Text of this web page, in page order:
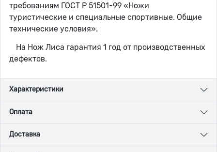
требованиям ГОСТ Р 51501-99 «Ножи
туристические и специальные спортивные. Общие
технические условия».
На Нож Лиса гарантия 1 год от производственных
дефектов.
Характеристики
Оплата
Доставка